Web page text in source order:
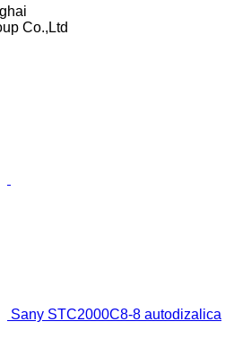
Co.,Ltd
Sany STC2000C8-8 autodizalica